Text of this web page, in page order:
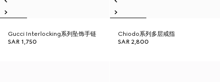
Gucci Interlocking系列坠饰手链
SAR 1,750
Chiodo系列多层戒指
SAR 2,800